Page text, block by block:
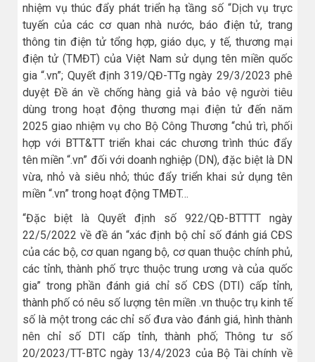
nhiệm vụ thúc đẩy phát triển hạ tầng số “Dịch vụ trực
tuyến của các cơ quan nhà nước, báo điện tử, trang
thông tin điện tử tổng hợp, giáo dục, y tế, thương mại
điện tử (TMĐT) của Việt Nam sử dụng tên miền quốc
gia “.vn”; Quyết định 319/QĐ-TTg ngày 29/3/2023 phê
duyệt Đề án về chống hàng giả và bảo vệ người tiêu
dùng trong hoạt động thương mại điện tử đến năm
2025 giao nhiệm vụ cho Bộ Công Thương “chủ trì, phối
hợp với BTT&TT triển khai các chương trình thúc đẩy
tên miền “.vn” đối với doanh nghiệp (DN), đặc biệt là DN
vừa, nhỏ và siêu nhỏ; thúc đẩy triển khai sử dụng tên
miền “.vn” trong hoạt động TMĐT…
“Đặc biệt là Quyết định số 922/QĐ-BTTTT ngày
22/5/2022 về đề án “xác định bộ chỉ số đánh giá CĐS
của các bộ, cơ quan ngang bộ, cơ quan thuộc chính phủ,
các tỉnh, thành phố trực thuộc trung ương và của quốc
gia” trong phần đánh giá chỉ số CĐS (DTI) cấp tỉnh,
thành phố có nêu số lượng tên miền .vn thuộc trụ kinh tế
số là một trong các chỉ số đưa vào đánh giá, hình thành
nên chỉ số DTI cấp tỉnh, thành phố; Thông tư số
20/2023/TT-BTC ngày 13/4/2023 của Bộ Tài chính về